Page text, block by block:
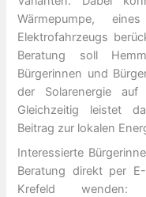
Wärmepumpe,
Elektrofahrzeugs
Beratung soll
Bürgerinnen und
der Solarenergie
Gleichzeitig leistet
Beitrag zur lokalen
Interessierte
Beratung direkt per
Krefeld wenden: